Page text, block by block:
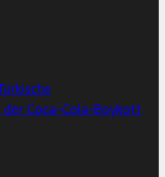
der Coca-Cola-Boykott